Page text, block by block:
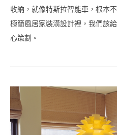
收納，就像特斯拉智能車，根本
極簡風居家裝潢設計裡，我們該
心策劃。